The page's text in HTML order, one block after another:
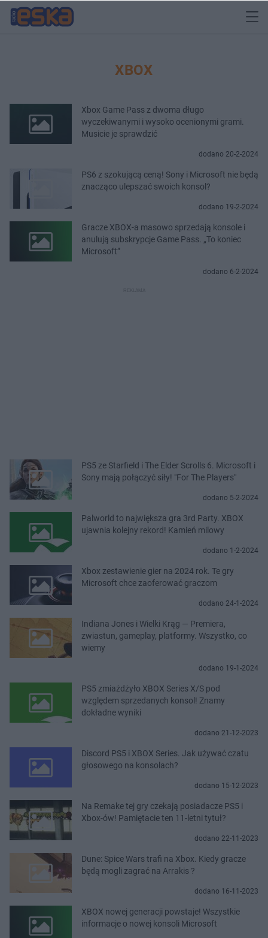
XBOX
Xbox Game Pass z dwoma długo
wyczekiwanymi i wysoko ocenionymi grami.
Musicie je sprawdzić
dodano 20-2-2024
PS6 z szokującą ceną! Sony i Microsoft nie będą
znacząco ulepszać swoich konsol?
dodano 19-2-2024
Gracze XBOX-a masowo sprzedają konsole i
anulują subskrypcje Game Pass. „To koniec
Microsoft”
dodano 6-2-2024
PS5 ze Starfield i The Elder Scrolls 6. Microsoft i
Sony mają połączyć siły! "For The Players"
dodano 5-2-2024
Palworld to największa gra 3rd Party. XBOX
ujawnia kolejny rekord! Kamień milowy
dodano 1-2-2024
Xbox zestawienie gier na 2024 rok. Te gry
Microsoft chce zaoferować graczom
dodano 24-1-2024
Indiana Jones i Wielki Krąg — Premiera,
zwiastun, gameplay, platformy. Wszystko, co
wiemy
dodano 19-1-2024
PS5 zmiażdżyło XBOX Series X/S pod
względem sprzedanych konsol! Znamy
dokładne wyniki
dodano 21-12-2023
Discord PS5 i XBOX Series. Jak używać czatu
głosowego na konsolach?
dodano 15-12-2023
Na Remake tej gry czekają posiadacze PS5 i
Xbox-ów! Pamiętacie ten 11-letni tytuł?
dodano 22-11-2023
Dune: Spice Wars trafi na Xbox. Kiedy gracze
będą mogli zagrać na Arrakis ?
dodano 16-11-2023
XBOX nowej generacji powstaje! Wszystkie
informacje o nowej konsoli Microsoft